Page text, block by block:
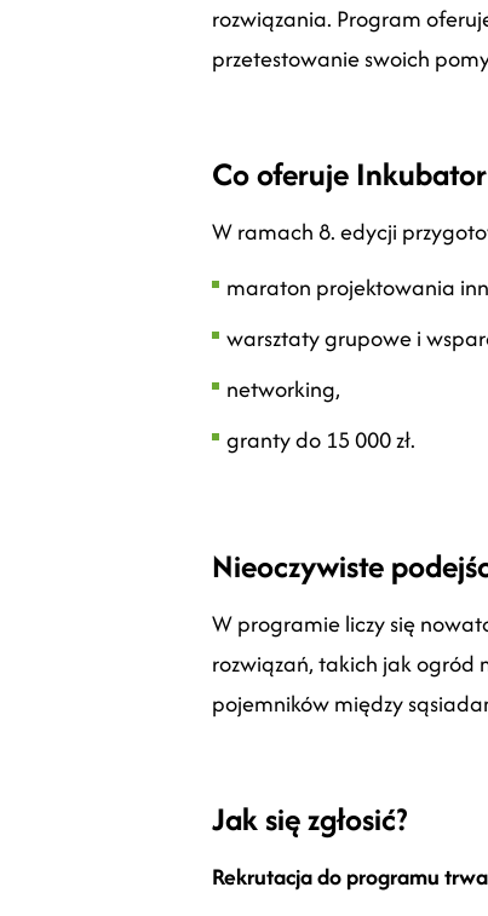
rozwiązania. Program
przetestowanie swoich
Co oferuje
W ramach 8. edycji
maraton projektowania
warsztaty grupowe i
networking,
granty do 15 000 zł.
Nieoczywiste
W programie liczy się
rozwiązań, takich jak ogród
pojemników między
Jak się zgłosić?
Rekrutacja do programu